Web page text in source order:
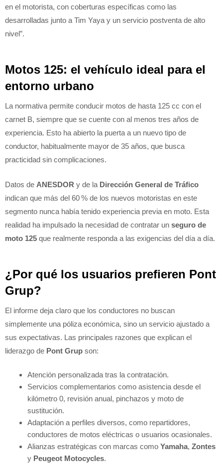
en el motorista, con coberturas específicas como las
desarrolladas junto a Tim Yaya y un servicio postventa de alto
nivel”.
Motos 125: el vehículo ideal para el
entorno urbano
La normativa permite conducir motos de hasta 125 cc con el
carnet B, siempre que se cuente con al menos tres años de
experiencia. Esto ha abierto la puerta a un nuevo tipo de
conductor, habitualmente mayor de 35 años, que busca
practicidad sin complicaciones.
Datos de ANESDOR y de la Dirección General de Tráfico
indican que más del 60 % de los nuevos motoristas en este
segmento nunca había tenido experiencia previa en moto. Esta
realidad ha impulsado la necesidad de contratar un seguro de
moto 125 que realmente responda a las exigencias del día a día.
¿Por qué los usuarios prefieren Pont
Grup?
El informe deja claro que los conductores no buscan
simplemente una póliza económica, sino un servicio ajustado a
sus expectativas. Las principales razones que explican el
liderazgo de Pont Grup son:
Atención personalizada tras la contratación.
Servicios complementarios como asistencia desde el
kilómetro 0, revisión anual, pinchazos y moto de
sustitución.
Adaptación a perfiles diversos, como repartidores,
conductores de motos eléctricas o usuarios ocasionales.
Alianzas estratégicas con marcas como Yamaha, Zontes
y Peugeot Motocycles.